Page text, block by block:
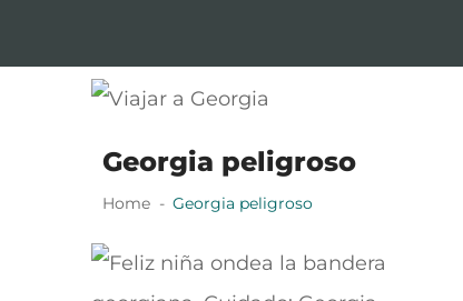
navigation
Georgia peligroso
Home Georgia peligroso